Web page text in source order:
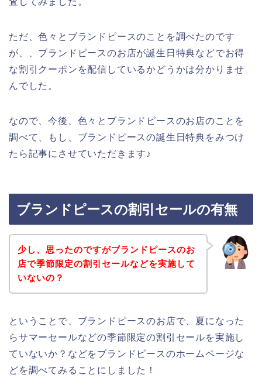
ただ、色々とブランドピースのことを調べたのです
が、、ブランドピースのお店が誕生日特典などでお得
な割引クーポンを配信しているかどうかは分かりませ
んでした。
なので、今後、色々とブランドピースのお店のことを
調べて、もし、ブランドピースの誕生日特典をみつけ
たら記事にさせていただきます♪
ブランドピースの割引セールの有無
少し、思ったのですがブランドピースのお
店で季節限定の割引セールなどを実施して
いないの？
ということで、ブランドピースのお店で、夏になった
らサマーセールなどの季節限定の割引セールを実施し
ていないか？などをブランドピースのホームページな
どを調べてみることにしました！